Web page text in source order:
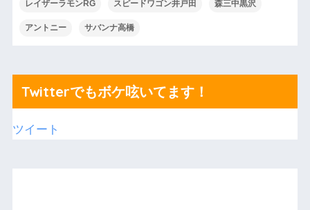
レイザーラモンRG スピードワゴン井戸田 森三中黒沢
アントニー サバンナ高橋
Twitterでもボケ呟いてます！
ツイート